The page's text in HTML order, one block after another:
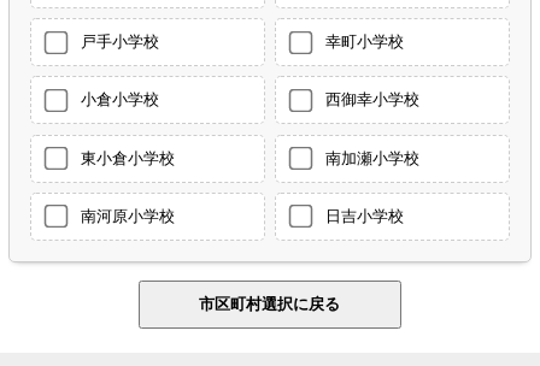
戸手小学校 幸町小学校
小倉小学校 西御幸小学校
東小倉小学校 南加瀬小学校
南河原小学校 日吉小学校